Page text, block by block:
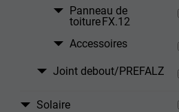
Panneau de
toiture FX.12
Accessoires
Joint debout/PREFALZ
Solaire